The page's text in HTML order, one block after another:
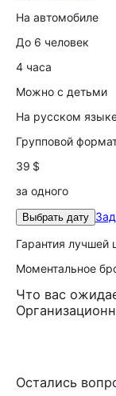
На автомобиле
До 6 человек
4 часа
Можно с детьми
На русском
Групповой
39 $
за одного
Выбрать дату
Гарантия
Моментальное
Что вас
Остались